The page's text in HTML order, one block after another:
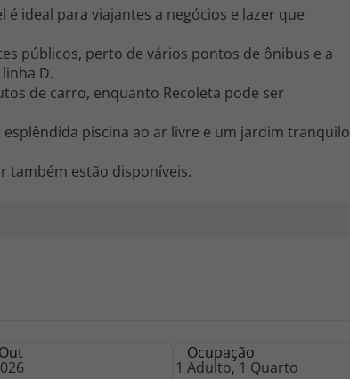
ideal para viajantes a negócios e lazer que
públicos, perto de vários pontos de ônibus e a
D.
de carro, enquanto Recoleta pode ser
piscina ao ar livre e um jardim tranquilo
também estão disponíveis.
Ocupação